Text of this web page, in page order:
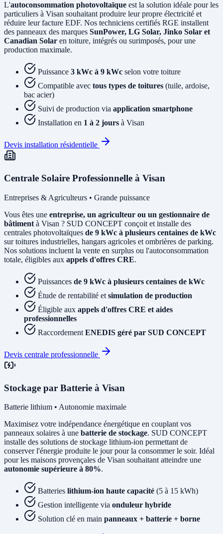
L'autoconsommation photovoltaïque est la solution idéale pour les
particuliers à Visan souhaitant produire leur propre électricité et
réduire leur facture EDF. Nos techniciens certifiés RGE installent
des panneaux des marques SunPower, LG Solar, Jinko Solar et
Canadian Solar en toiture, intégrés ou surimposés, pour une
production maximale.
Puissance 3 kWc à 9 kWc selon votre toiture
Compatible avec tous types de toitures (tuile, ardoise,
bac acier)
Suivi de production via application smartphone
Installation en 1 à 2 jours à Visan
Devis installation résidentielle
Centrale Solaire Professionnelle à Visan
Entreprises & Agriculteurs • Grande puissance
Vous êtes une entreprise, un agriculteur ou un gestionnaire de
bâtiment à Visan ? SUD CONCEPT conçoit et installe des
centrales photovoltaïques de 9 kWc à plusieurs centaines de kWc
sur toitures industrielles, hangars agricoles et ombrières de parking.
Nos solutions incluent la vente en surplus ou l'autoconsommation
totale, éligibles aux appels d'offres CRE.
Puissances de 9 kWc à plusieurs centaines de kWc
Étude de rentabilité et simulation de production
Éligible aux appels d'offres CRE et aides
professionnelles
Raccordement ENEDIS géré par SUD CONCEPT
Devis centrale professionnelle
Stockage par Batterie à Visan
Batterie lithium • Autonomie maximale
Maximisez votre indépendance énergétique en couplant vos
panneaux solaires à une batterie de stockage. SUD CONCEPT
installe des solutions de stockage lithium-ion permettant de
conserver l'énergie produite le jour pour la consommer le soir. Idéal
pour les maisons provençales de Visan souhaitant atteindre une
autonomie supérieure à 80%.
Batteries lithium-ion haute capacité (5 à 15 kWh)
Gestion intelligente via onduleur hybride
Solution clé en main panneaux + batterie + borne